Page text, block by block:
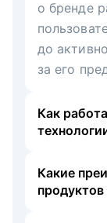
о бренде
до
за его
Как
Какие